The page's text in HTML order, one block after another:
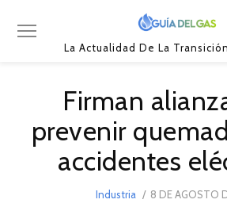
La Actualidad De La
Firman
prevenir
accidentes
Industria
POSTED
8 DE AGOSTO